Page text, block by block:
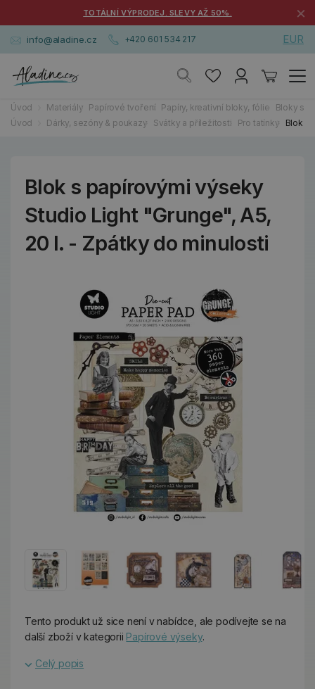
TOTÁLNÍ VÝPRODEJ. SLEVY AŽ 50%. ×
info@aladine.cz +420 601 534 217 EUR
Úvod Materiály Papírové tvoření Papíry, kreativní bloky, fólie
Bloky s
Úvod
Dárky, sezóny & poukazy Svátky a příležitosti Pro tatínky Blok s
Blok s papírovými výseky
Studio Light "Grunge", A5,
20 l. - Zpátky do minulosti
Tento produkt už sice není v nabídce, ale podívejte se na
další zboží v kategorii Papírové výseky.
Celý popis